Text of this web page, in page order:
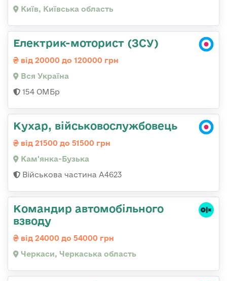
Київ, Київська область
Електрик-моторист (ЗСУ)
від 20000 до 120000 грн
Вся Україна
154 ОМБр
Кухар, військовослужбовець
від 21500 до 51500 грн
Кам'янка-Бузька
Військова частина А4623
Командир автомобільного
взводу
від 24000 до 54000 грн
Черкаси, Черкаська область